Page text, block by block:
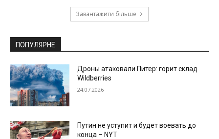
Завантажити більше
ПОПУЛЯРНЕ
Дроны атаковали Питер: горит склад
Wildberries
24.07.2026
Путин не уступит и будет воевать до
конца – NYT